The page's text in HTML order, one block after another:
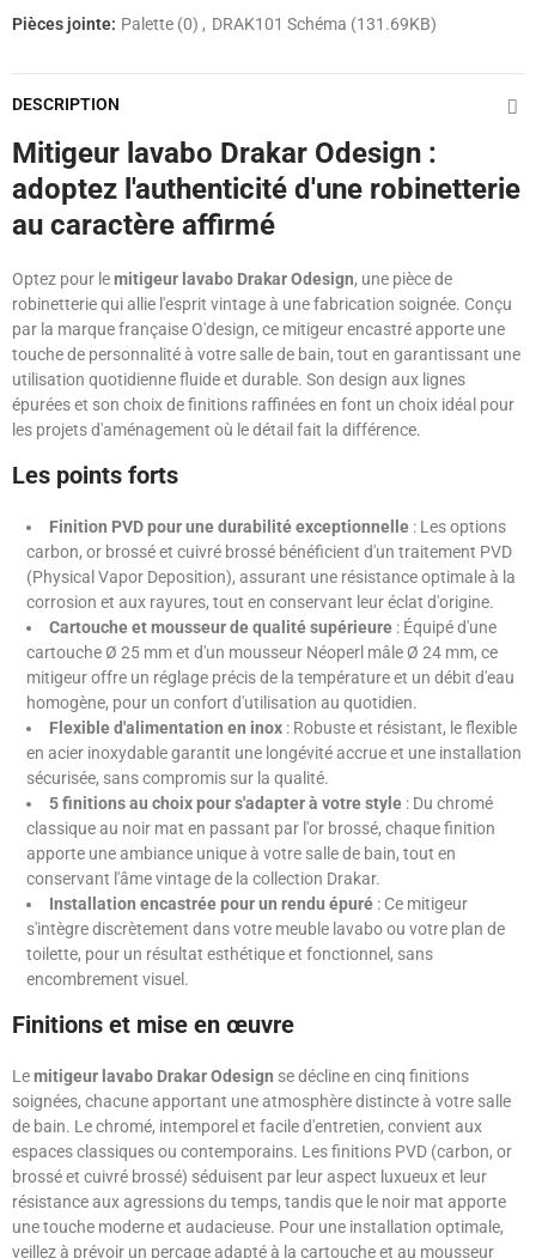
Pièces jointe: Palette (0) DRAK101 Schéma (131.69KB)
DESCRIPTION
Mitigeur lavabo Drakar Odesign :
adoptez l'authenticité d'une robinetterie
au caractère affirmé
Optez pour lemitigeur lavabo Drakar Odesign, une pièce de
robinetterie qui allie l'esprit vintage à une fabrication soignée. Conçu
par la marque française O'design, ce mitigeur encastré apporte une
touche de personnalité à votre salle de bain, tout en garantissant une
utilisation quotidienne fluide et durable. Son design aux lignes
épurées et son choix de finitions raffinées en font un choix idéal pour
les projets d'aménagement où le détail fait la différence.
Les points forts
Finition PVD pour une durabilité exceptionnelle : Les options
carbon, or brossé et cuivré brossé bénéficient d'un traitement PVD
(Physical Vapor Deposition), assurant une résistance optimale à la
corrosion et aux rayures, tout en conservant leur éclat d'origine.
Cartouche et mousseur de qualité supérieure : Équipé d'une
cartouche Ø 25 mm et d'un mousseur Néoperl mâle Ø 24 mm, ce
mitigeur offre un réglage précis de la température et un débit d'eau
homogène, pour un confort d'utilisation au quotidien.
Flexible d'alimentation en inox : Robuste et résistant, le flexible
en acier inoxydable garantit une longévité accrue et une installation
sécurisée, sans compromis sur la qualité.
5 finitions au choix pour s'adapter à votre style : Du chromé
classique au noir mat en passant par l'or brossé, chaque finition
apporte une ambiance unique à votre salle de bain, tout en
conservant l'âme vintage de la collection Drakar.
Installation encastrée pour un rendu épuré : Ce mitigeur
s'intègre discrètement dans votre meuble lavabo ou votre plan de
toilette, pour un résultat esthétique et fonctionnel, sans
encombrement visuel.
Finitions et mise en œuvre
Lemitigeur lavabo Drakar Odesign se décline en cinq finitions
soignées, chacune apportant une atmosphère distincte à votre salle
de bain. Le chromé, intemporel et facile d'entretien, convient aux
espaces classiques ou contemporains. Les finitions PVD (carbon, or
brossé et cuivré brossé) séduisent par leur aspect luxueux et leur
résistance aux agressions du temps, tandis que le noir mat apporte
une touche moderne et audacieuse. Pour une installation optimale,
veillez à prévoir un perçage adapté à la cartouche et au mousseur